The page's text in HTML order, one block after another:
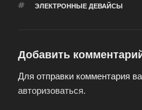
МЕТКИ
ЭЛЕКТРОННЫЕ ДЕВАЙСЫ
Добавить
Для отправки комментария
авторизоваться.